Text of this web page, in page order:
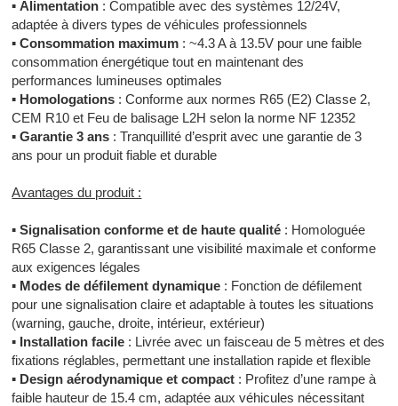
▪ Alimentation : Compatible avec des systèmes 12/24V,
adaptée à divers types de véhicules professionnels
▪ Consommation maximum : ~4.3 A à 13.5V pour une faible
consommation énergétique tout en maintenant des
performances lumineuses optimales
▪ Homologations : Conforme aux normes R65 (E2) Classe 2,
CEM R10 et Feu de balisage L2H selon la norme NF 12352
▪ Garantie 3 ans : Tranquillité d’esprit avec une garantie de 3
ans pour un produit fiable et durable
Avantages du produit :
▪ Signalisation conforme et de haute qualité : Homologuée
R65 Classe 2, garantissant une visibilité maximale et conforme
aux exigences légales
▪ Modes de défilement dynamique : Fonction de défilement
pour une signalisation claire et adaptable à toutes les situations
(warning, gauche, droite, intérieur, extérieur)
▪ Installation facile : Livrée avec un faisceau de 5 mètres et des
fixations réglables, permettant une installation rapide et flexible
▪ Design aérodynamique et compact : Profitez d’une rampe à
faible hauteur de 15.4 cm, adaptée aux véhicules nécessitant